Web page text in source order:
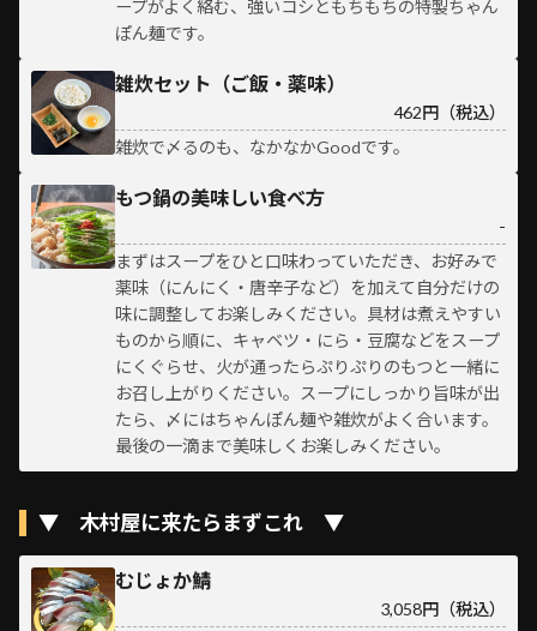
ープがよく絡む、強いコシともちもちの特製ちゃん
ぽん麺です。
雑炊セット（ご飯・薬味）
462円（税込）
雑炊で〆るのも、なかなかGoodです。
もつ鍋の美味しい食べ方
-
まずはスープをひと口味わっていただき、お好みで
薬味（にんにく・唐辛子など）を加えて自分だけの
味に調整してお楽しみください。具材は煮えやすい
ものから順に、キャベツ・にら・豆腐などをスープ
にくぐらせ、火が通ったらぷりぷりのもつと一緒に
お召し上がりください。スープにしっかり旨味が出
たら、〆にはちゃんぽん麺や雑炊がよく合います。
最後の一滴まで美味しくお楽しみください。
▼ 木村屋に来たらまずこれ ▼
むじょか鯖
3,058円（税込）